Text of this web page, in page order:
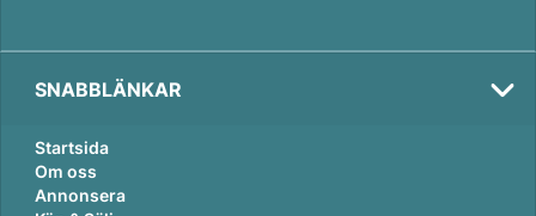
SNABBLÄNKAR
Startsida
Om oss
Annonsera